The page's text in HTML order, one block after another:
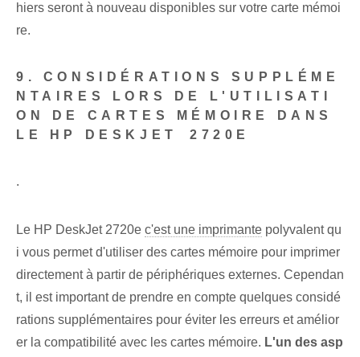
hiers seront à nouveau disponibles⁣ sur votre carte mémoi
re.
9. CONSIDÉRATIONS SUPPLÉME
NTAIRES LORS DE L'UTILISATI
ON DE CARTES MÉMOIRE DANS
LE HP DESKJET ⁢2720E
.
Le HP ⁤DeskJet 2720e c'est une imprimante polyvalent qu
i vous permet d'utiliser des cartes mémoire pour imprimer
directement à partir de périphériques externes. Cependan
t, il est important de prendre en compte quelques considé
rations supplémentaires pour éviter les erreurs et amélior
er la compatibilité avec les cartes mémoire. L'un des asp